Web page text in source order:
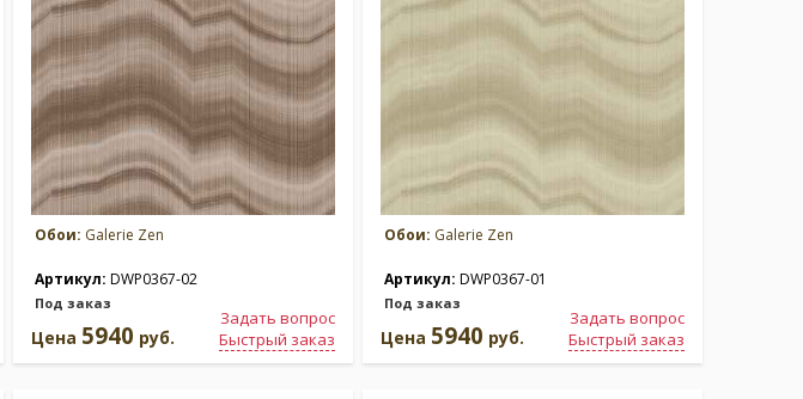
Обои: Galerie Zen
Артикул: DWP0367-02
Под заказ
Задать вопрос
Быстрый заказ
Цена 5940 руб.
Обои: Galerie Zen
Артикул: DWP0367-01
Под заказ
Задать вопрос
Быстрый заказ
Цена 5940 руб.